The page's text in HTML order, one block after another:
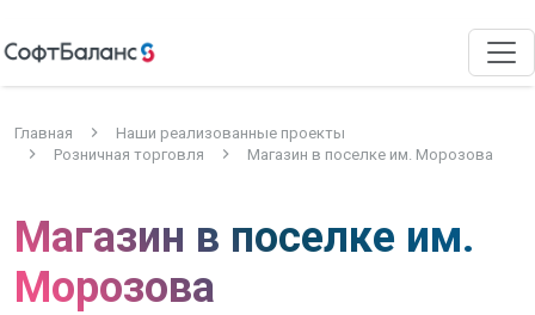
Главная
Наши реализованные проекты
Розничная торговля
Магазин в поселке им. Морозова
Магазин в поселке им.
Морозова